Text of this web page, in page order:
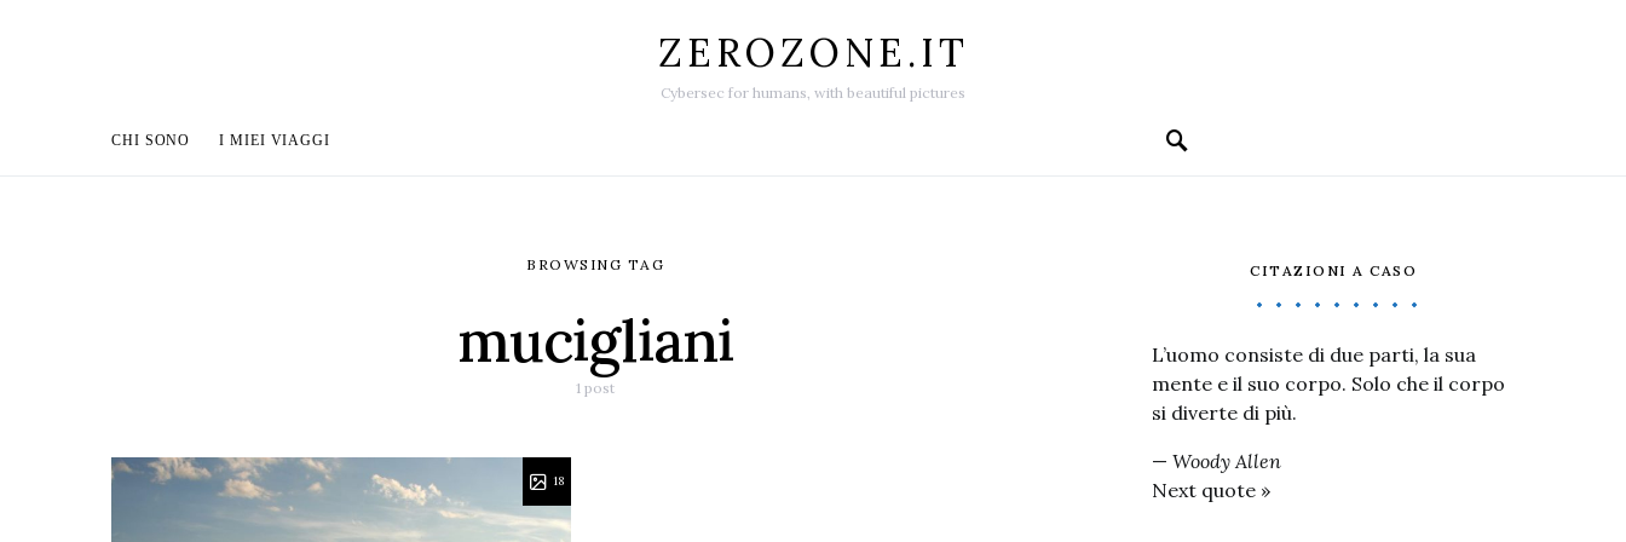
ZEROZONE.IT
Cybersec for humans, with beautiful pictures
CHI SONO I MIEI VIAGGI
BROWSING TAG
mucigliani
1 post
18
CITAZIONI A CASO
L’uomo consiste di due parti, la sua
mente e il suo corpo. Solo che il corpo
si diverte di più.
— Woody Allen
Next quote »